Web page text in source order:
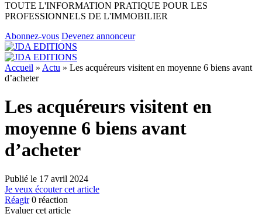
TOUTE L'INFORMATION PRATIQUE POUR LES
PROFESSIONNELS DE L'IMMOBILIER
Abonnez-vous Devenez annonceur
Accueil » Actu » Les acquéreurs visitent en moyenne 6 biens avant
d’acheter
Les acquéreurs visitent en
moyenne 6 biens avant
d’acheter
Publié le 17 avril 2024
Je veux écouter cet article
Réagir 0 réaction
Evaluer cet article